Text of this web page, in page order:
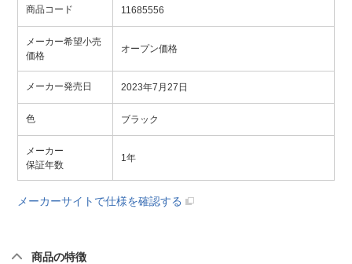
商品コード 11685556
メーカー希望小売
価格
オープン価格
メーカー発売日 2023年7月27日
色 ブラック
メーカー
保証年数
1年
メーカーサイトで仕様を確認する
商品の特徴